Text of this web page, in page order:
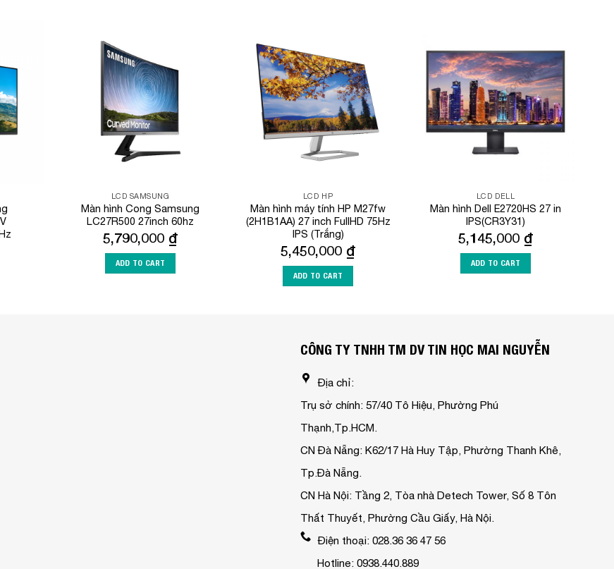
Wishlist
LCD SAMSUNG
Màn hình Cong Samsung
LC27R500 27inch 60hz
5,790,000 ₫
ADD TO CART
Wishlist
LCD HP
Màn hình máy tính HP M27fw
(2H1B1AA) 27 inch FullHD 75Hz
IPS (Trắng)
5,450,000 ₫
ADD TO CART
Add to
Wishlist
LCD DELL
Màn hình Dell E2720HS 27 in
IPS(CR3Y31)
5,145,000 ₫
ADD TO CART
CÔNG TY TNHH TM DV TIN HỌC MAI NGUYỄN
Địa chỉ:
Trụ sở chính: 57/40 Tô Hiệu, Phường Phú
Thạnh,Tp.HCM.
CN Đà Nẵng: K62/17 Hà Huy Tập, Phường Thanh Khê,
Tp.Đà Nẵng.
CN Hà Nội: Tầng 2, Tòa nhà Detech Tower, Số 8 Tôn
Thất Thuyết, Phường Cầu Giấy, Hà Nội.
Điện thoại: 028.36 36 47 56
Hotline: 0938.440.889